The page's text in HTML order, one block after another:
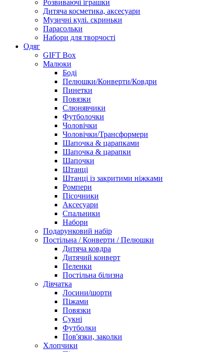
Розвиваючі іграшки
Дитяча косметика, аксесуари
Музичні кулі. скриньки
Парасольки
Набори для творчості
Одяг
GIFT Box
Малюки
Боді
Пелюшки/Конверти/Ковдри
Пинетки
Повязки
Слюнявчики
Футболочки
Чоловічки
Чоловічки/Трансформери
Шапочка & царапками
Шапочка & царапки
Шапочки
Штанці
Штанці із закритими ніжками
Ромпери
Пісочники
Аксесуари
Спальники
Набори
Подарунковий набір
Постільна / Конверти / Пелюшки
Дитяча ковдра
Дитячий конверт
Пеленки
Постільна білизна
Дівчатка
Лосини/шорти
Піжами
Повязки
Сукні
Футболки
Пов'язки, заколки
Хлопчики